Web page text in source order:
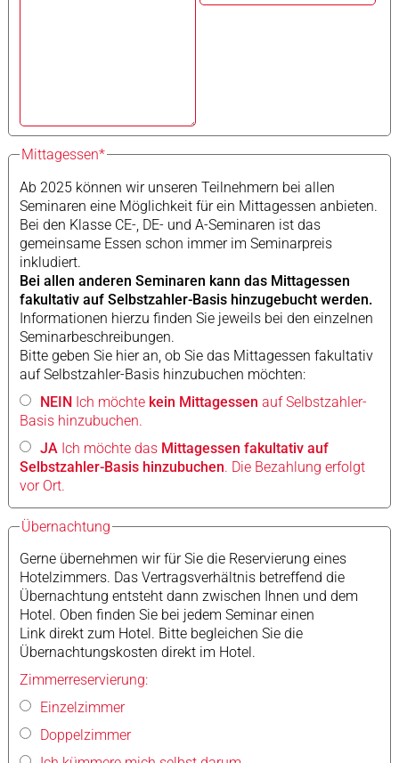
Mittagessen*
Ab 2025 können wir unseren Teilnehmern bei allen
Seminaren eine Möglichkeit für ein Mittagessen anbieten.
Bei den Klasse CE-, DE- und A-Seminaren ist das
gemeinsame Essen schon immer im Seminarpreis
inkludiert.
Bei allen anderen Seminaren kann das Mittagessen
fakultativ auf Selbstzahler-Basis hinzugebucht werden.
Informationen hierzu finden Sie jeweils bei den einzelnen
Seminarbeschreibungen.
Bitte geben Sie hier an, ob Sie das Mittagessen fakultativ
auf Selbstzahler-Basis hinzubuchen möchten:
NEINIch möchte kein Mittagessen auf Selbstzahler-
Basis hinzubuchen.
JA Ich möchte das Mittagessen fakultativ auf
Selbstzahler-Basis hinzubuchen. Die Bezahlung erfolgt
vor Ort.
Übernachtung
Gerne übernehmen wir für Sie die Reservierung eines
Hotelzimmers. Das Vertragsverhältnis betreffend die
Übernachtung entsteht dann zwischen Ihnen und dem
Hotel. Oben finden Sie bei jedem Seminar einen
Link direkt zum Hotel. Bitte begleichen Sie die
Übernachtungskosten direkt im Hotel.
Zimmerreservierung:
Einzelzimmer
Doppelzimmer